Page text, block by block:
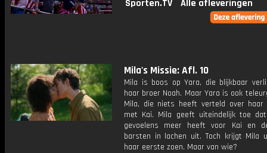
Sporten.TV
Alle afleveringen
Mila's Missie: Afl. 10
Mila is boos op Yara, die blijkbaar
haar broer Noah. Maar Yara is ook
Mila, die niets heeft verteld over haar
met Kai. Mila geeft uiteindelijk toe
gevoelens meer heeft voor Kai en
barsten in lachen uit. Toch krijgt Mila
haar eerste zoen. Maar van wie?